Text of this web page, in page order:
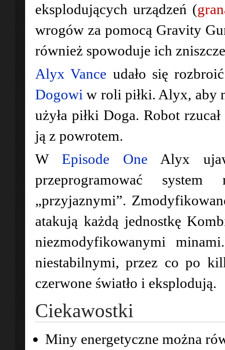
eksplodujących urządzeń (
wrogów za pomocą Gravity
również spowoduje ich
Alyx Vance udało się
Dogowi w roli piłki. Alyx, aby
użyła piłki Doga. Robot
ją z powrotem.
W Episode One Alyx
przeprogramować
„przyjaznymi”.
atakują każdą jednostkę
niezmodyfikowanymi
niestabilnymi, przez co po
czerwone światło i eksplodują.
Ciekawostki
Miny energetyczne można